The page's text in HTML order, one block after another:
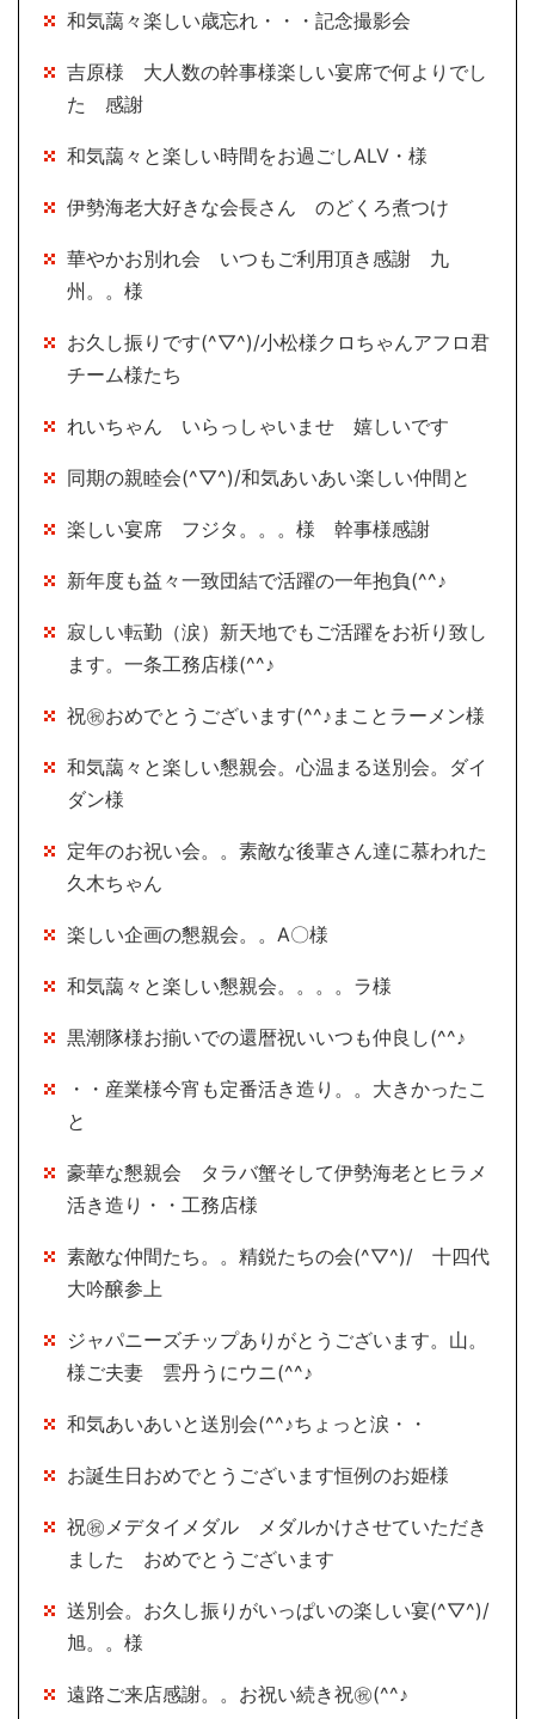
和気藹々楽しい歳忘れ・・・記念撮影会
吉原様 大人数の幹事様楽しい宴席で何よりでし
た 感謝
和気藹々と楽しい時間をお過ごしALV・様
伊勢海老大好きな会長さん のどくろ煮つけ
華やかお別れ会 いつもご利用頂き感謝 九
州。。様
お久し振りです(^▽^)/小松様クロちゃんアフロ君
チーム様たち
れいちゃん いらっしゃいませ 嬉しいです
同期の親睦会(^▽^)/和気あいあい楽しい仲間と
楽しい宴席 フジタ。。。様 幹事様感謝
新年度も益々一致団結で活躍の一年抱負(^^♪
寂しい転勤（涙）新天地でもご活躍をお祈り致し
ます。一条工務店様(^^♪
祝㊗おめでとうございます(^^♪まことラーメン様
和気藹々と楽しい懇親会。心温まる送別会。ダイ
ダン様
定年のお祝い会。。素敵な後輩さん達に慕われた
久木ちゃん
楽しい企画の懇親会。。A〇様
和気藹々と楽しい懇親会。。。。ラ様
黒潮隊様お揃いでの還暦祝いいつも仲良し(^^♪
・・産業様今宵も定番活き造り。。大きかったこ
と
豪華な懇親会 タラバ蟹そして伊勢海老とヒラメ
活き造り・・工務店様
素敵な仲間たち。。精鋭たちの会(^▽^)/ 十四代
大吟醸参上
ジャパニーズチップありがとうございます。山。
様ご夫妻 雲丹うにウニ(^^♪
和気あいあいと送別会(^^♪ちょっと涙・・
お誕生日おめでとうございます恒例のお姫様
祝㊗メデタイメダル メダルかけさせていただき
ました おめでとうございます
送別会。お久し振りがいっぱいの楽しい宴(^▽^)/
旭。。様
遠路ご来店感謝。。お祝い続き祝㊗(^^♪